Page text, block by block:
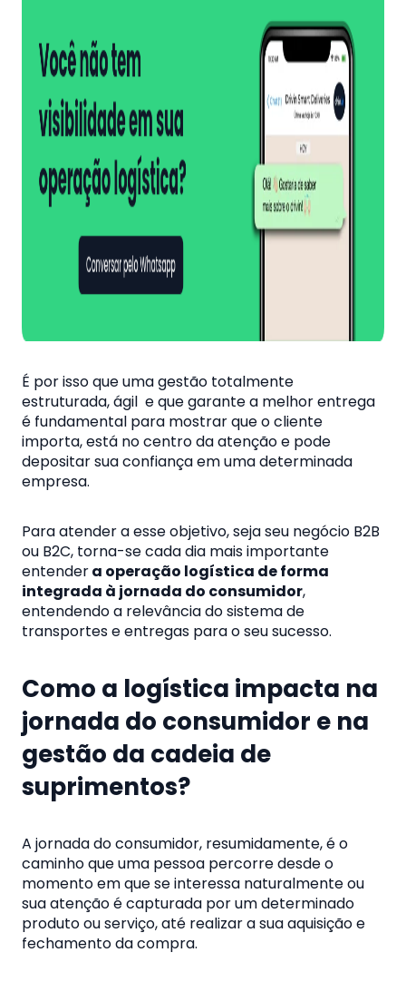
É por isso que uma gestão totalmente
estruturada, ágil e que garante a melhor entrega
é fundamental para mostrar que o cliente
importa, está no centro da atenção e pode
depositar sua confiança em uma determinada
empresa.
Para atender a esse objetivo, seja seu negócio B2B
ou B2C, torna-se cada dia mais importante
entendera operação logística de forma
integrada à jornada do consumidor,
entendendo a relevância do sistema de
transportes e entregas para o seu sucesso.
Como a logística impacta na
jornada do consumidor e na
gestão da cadeia de
suprimentos?
A jornada do consumidor, resumidamente, é o
caminho que uma pessoa percorre desde o
momento em que se interessa naturalmente ou
sua atenção é capturada por um determinado
produto ou serviço, até realizar a sua aquisição e
fechamento da compra.